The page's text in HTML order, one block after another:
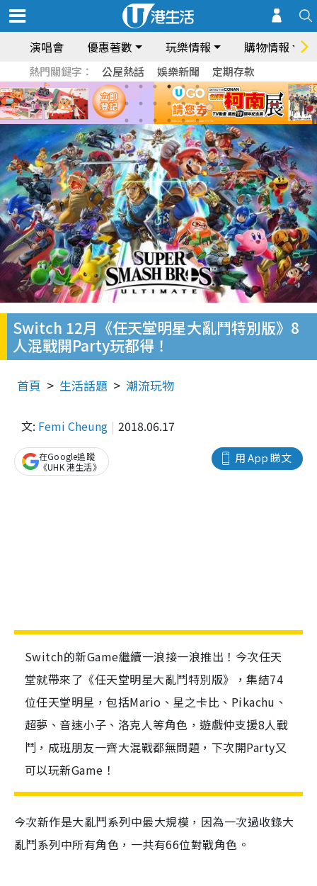
演唱會 優惠著數 玩樂情報 購物情報
熱門關鍵字： 公屋熱話 娛樂新聞 定期存款
Switch 12月《任天堂明星大亂鬥特別版》8
人混戰開Party玩都得！
首頁 生活話題 潮流玩物
文: Femi Cheung 2018.06.17
用 App 睇文
在Google追蹤
《UHK 港生活》
Switch的新Game繼續一浪接一浪推出！今次任天
堂就帶來了《任天堂明星大亂鬥特別版》，集結74
位任天堂明星，包括Mario、星之卡比、Pikachu、
超夢、音速小子、洛克人等角色，遊戲仲支援8人戰
鬥，成班朋友一齊大混戰都無問題，下次開Party又
可以玩新Game！
今次新作是大亂鬥系列中最大規模，因為一次過收錄大
亂鬥系列中所有角色，一共有66位對戰角色。